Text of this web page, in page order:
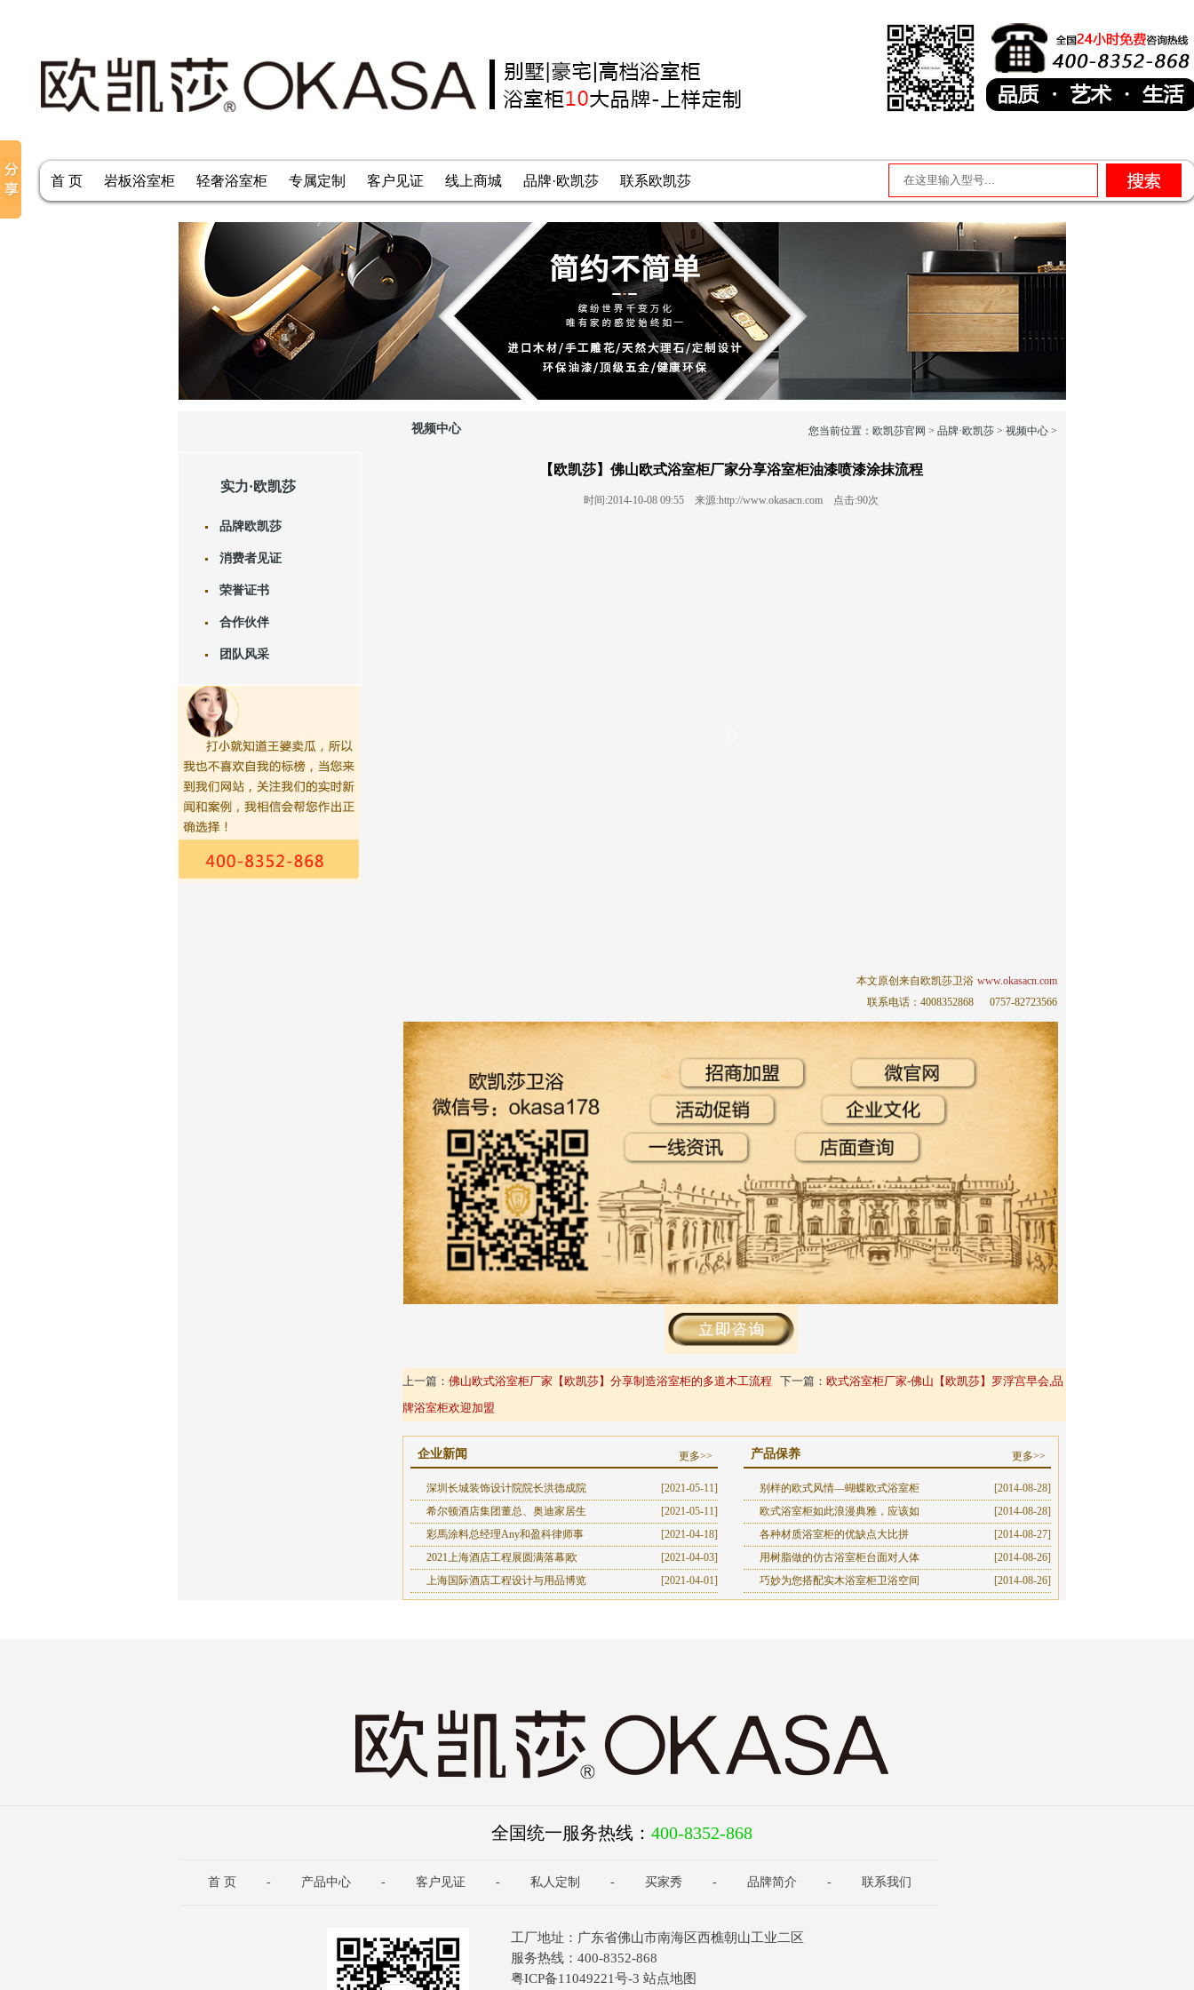
首 页 岩板浴室柜 轻奢浴室柜 专属定制 客户见证 线上商城 品牌·欧凯莎 联系欧凯莎
实力·欧凯莎
品牌欧凯莎
消费者见证
荣誉证书
合作伙伴
团队风采
视频中心 您当前位置： 欧凯莎官网 > 品牌·欧凯莎 > 视频中心 >
【欧凯莎】佛山欧式浴室柜厂家分享浴室柜油漆喷漆涂抹流程
时间:2014-10-08 09:55 来源:http://www.okasacn.com 点击:90次
本文原创来自欧凯莎卫浴 www.okasacn.com
联系电话：4008352868 0757-82723566
上一篇： 佛山欧式浴室柜厂家【欧凯莎】分享制造浴室柜的多道木工流程 下一篇： 欧式浴室柜厂家-佛山【欧凯莎】罗浮宫早会,品
牌浴室柜欢迎加盟
更多>>
企业新闻
[2021-05-11]
深圳长城装饰设计院院长洪德成院
[2021-05-11]
希尔顿酒店集团董总、奥迪家居生
[2021-04-18]
彩馬涂料总经理Any和盈科律师事
[2021-04-03]
2021上海酒店工程展圆满落幕|欧
[2021-04-01]
上海国际酒店工程设计与用品博览
更多>>
产品保养
[2014-08-28]
别样的欧式风情—蝴蝶欧式浴室柜
[2014-08-28]
欧式浴室柜如此浪漫典雅，应该如
[2014-08-27]
各种材质浴室柜的优缺点大比拼
[2014-08-26]
用树脂做的仿古浴室柜台面对人体
[2014-08-26]
巧妙为您搭配实木浴室柜卫浴空间
全国统一服务热线： 400-8352-868
首 页 - 产品中心 - 客户见证 - 私人定制 - 买家秀 - 品牌简介 - 联系我们
工厂地址：广东省佛山市南海区西樵朝山工业二区
服务热线：400-8352-868
粤ICP备11049221号-3 站点地图